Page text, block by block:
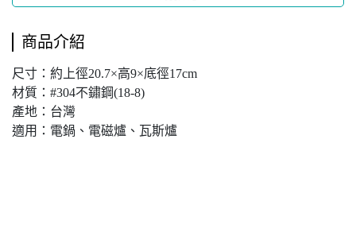
商品介紹
尺寸：約上徑20.7×高9×底徑17cm
材質：#304不鏽鋼(18-8)
產地：台灣
適用：電鍋、電磁爐、瓦斯爐